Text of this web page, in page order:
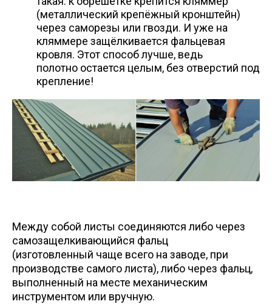
(металлический крепёжный кронштейн)
через саморезы или гвозди. И уже на
кляммере защёлкивается фальцевая
кровля. Этот способ лучше, ведь
полотно остается целым, без отверстий под
крепление!
Между собой листы соединяются либо через
самозащелкивающийся фальц
(изготовленный чаще всего на заводе, при
производстве самого листа), либо через фальц,
выполненный на месте механическим
инструментом или вручную.